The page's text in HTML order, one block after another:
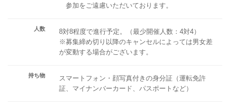
参加をご遠慮いただいております。
人数
8対8程度で進行予定。（最少開催人数：4対4）
※募集締め切り以降のキャンセルによっては男女差
が変動する場合がございます。
持ち物
スマートフォン・顔写真付きの身分証（運転免許
証、マイナンバーカード、パスポートなど）